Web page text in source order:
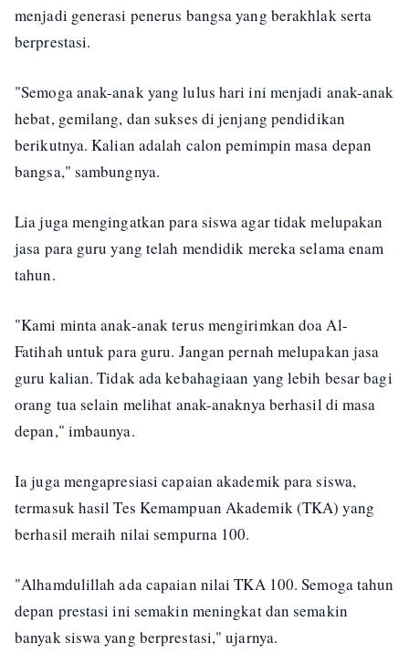
menjadi generasi penerus bangsa yang berakhlak serta
berprestasi.
"Semoga anak-anak yang lulus hari ini menjadi anak-anak
hebat, gemilang, dan sukses di jenjang pendidikan
berikutnya. Kalian adalah calon pemimpin masa depan
bangsa," sambungnya.
Lia juga mengingatkan para siswa agar tidak melupakan
jasa para guru yang telah mendidik mereka selama enam
tahun.
"Kami minta anak-anak terus mengirimkan doa Al-
Fatihah untuk para guru. Jangan pernah melupakan jasa
guru kalian. Tidak ada kebahagiaan yang lebih besar bagi
orang tua selain melihat anak-anaknya berhasil di masa
depan," imbaunya.
Ia juga mengapresiasi capaian akademik para siswa,
termasuk hasil Tes Kemampuan Akademik (TKA) yang
berhasil meraih nilai sempurna 100.
"Alhamdulillah ada capaian nilai TKA 100. Semoga tahun
depan prestasi ini semakin meningkat dan semakin
banyak siswa yang berprestasi," ujarnya.